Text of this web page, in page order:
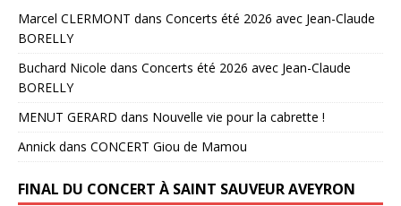
Marcel CLERMONT dans Concerts été 2026 avec Jean-Claude
BORELLY
Buchard Nicole dans Concerts été 2026 avec Jean-Claude
BORELLY
MENUT GERARD dans Nouvelle vie pour la cabrette !
Annick dans CONCERT Giou de Mamou
FINAL DU CONCERT À SAINT SAUVEUR AVEYRON